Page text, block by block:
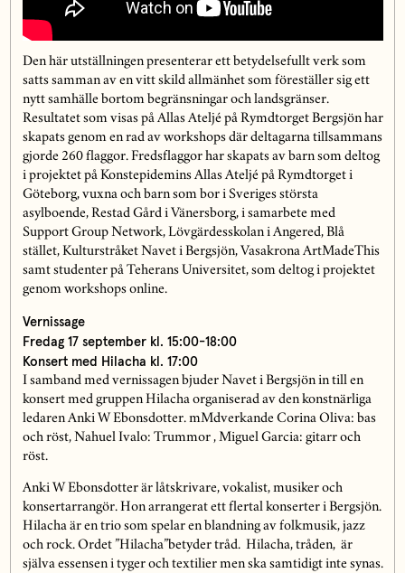
Den här utställningen presenterar ett betydelsefullt verk som
satts samman av en vitt skild allmänhet som föreställer sig ett
nytt samhälle bortom begränsningar och landsgränser.
Resultatet som visas på Allas Ateljé på Rymdtorget Bergsjön har
skapats genom en rad av workshops där deltagarna tillsammans
gjorde 260 flaggor. Fredsflaggor har skapats av barn som deltog
i projektet på Konstepidemins Allas Ateljé på Rymdtorget i
Göteborg, vuxna och barn som bor i Sveriges största
asylboende, Restad Gård i Vänersborg, i samarbete med
Support Group Network, Lövgärdesskolan i Angered, Blå
stället, Kulturstråket Navet i Bergsjön, Vasakrona ArtMadeThis
samt studenter på Teherans Universitet, som deltog i projektet
genom workshops online.
Vernissage
Fredag 17 september kl. 15:00-18:00
Konsert med Hilacha kl. 17:00
I samband med vernissagen bjuder Navet i Bergsjön in till en
konsert med gruppen Hilacha organiserad av den konstnärliga
ledaren Anki W Ebonsdotter. mMdverkande Corina Oliva: bas
och röst, Nahuel Ivalo: Trummor , Miguel Garcia: gitarr och
röst.
Anki W Ebonsdotter är låtskrivare, vokalist, musiker och
konsertarrangör. Hon arrangerat ett flertal konserter i Bergsjön.
Hilacha är en trio som spelar en blandning av folkmusik, jazz
och rock. Ordet ”Hilacha”betyder tråd. Hilacha, tråden, är
själva essensen i tyger och textilier men ska samtidigt inte synas.